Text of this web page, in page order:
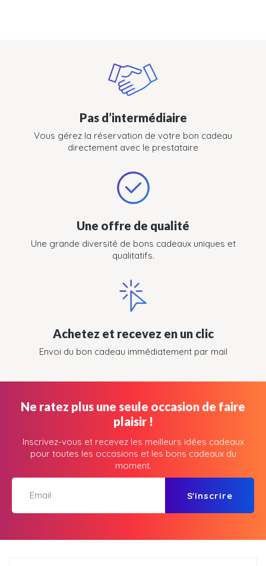
Pas d’intermédiaire
Vous gérez la réservation de votre bon cadeau
directement avec le prestataire
Une offre de qualité
Une grande diversité de bons cadeaux uniques et
qualitatifs.
Achetez et recevez en un clic
Envoi du bon cadeau immédiatement par mail
Ne ratez plus une seule occasion de faire
plaisir !
Inscrivez-vous et recevez les meilleurs idées cadeaux
pour toutes les occasions et les bons cadeaux du
moment.
S'inscrire